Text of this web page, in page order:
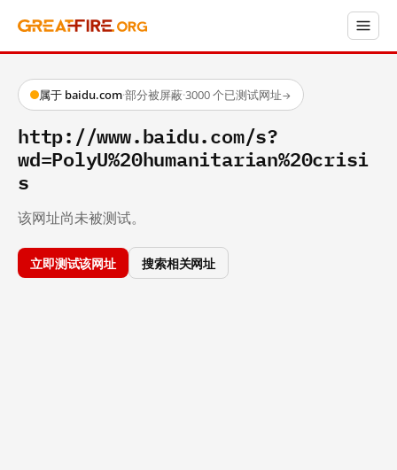
属于 baidu.com·部分被屏蔽·3000 个已测试网址→
http://www.baidu.com/s?
wd=PolyU%20humanitarian%20crisi
s
该网址尚未被测试。
立即测试该网址 搜索相关网址